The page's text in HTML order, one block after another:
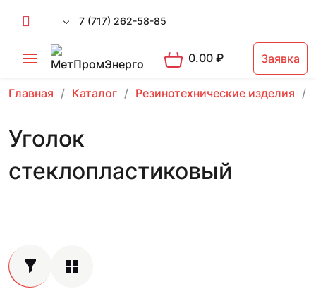
7 (717) 262-58-85
0.00₽ Заявка
Главная Каталог Резинотехнические изделия
Уголок
стеклопластиковый